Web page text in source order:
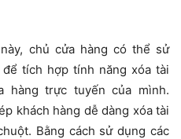
chủ cửa hàng có thể sử
tích hợp tính năng xóa tài
hàng trực tuyến của mình.
khách hàng dễ dàng xóa tài
Bằng cách sử dụng các